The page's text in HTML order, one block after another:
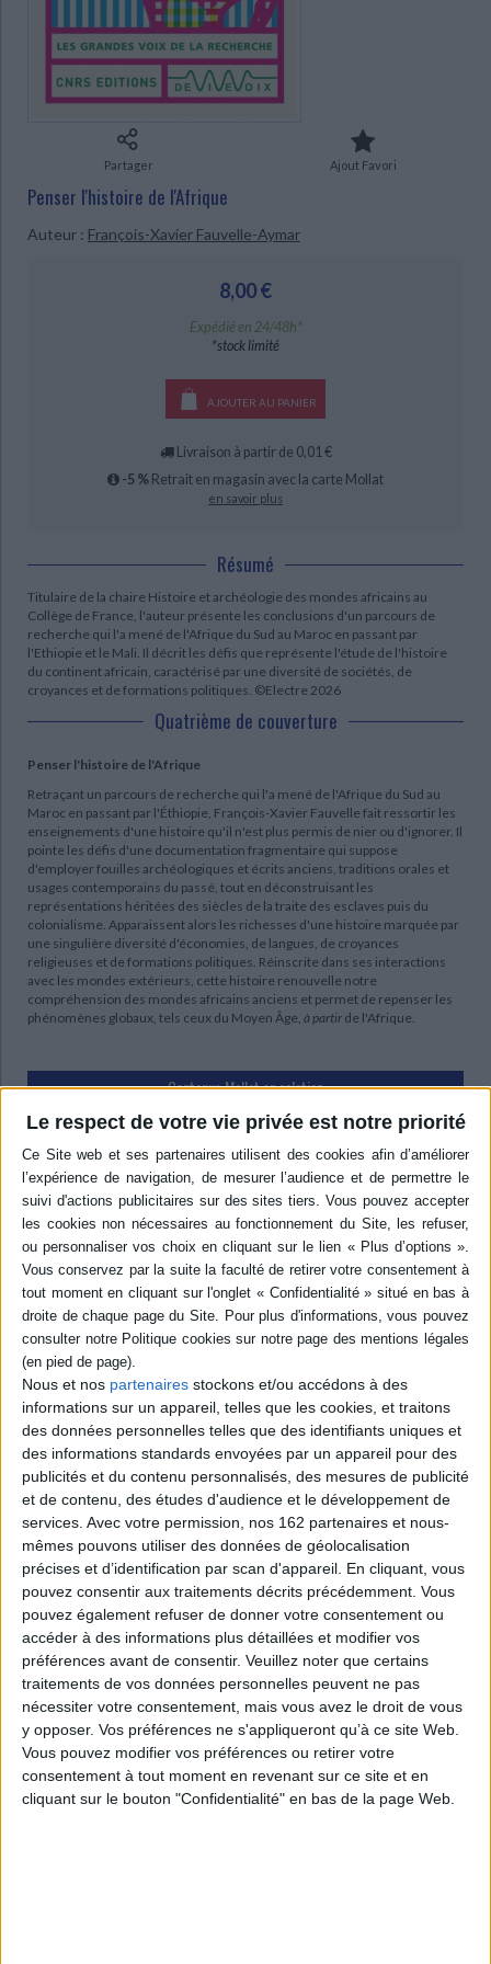
Le respect de votre vie privée est notre priorité
Nous et nos partenaires stockons et/ou accédons à des
informations sur un appareil, telles que les cookies, et traitons
des données personnelles telles que des identifiants uniques et
des informations standards envoyées par un appareil pour des
publicités et du contenu personnalisés, des mesures de publicité
et de contenu, des études d'audience et le développement de
services. Avec votre permission, nos 162 partenaires et nous-
mêmes pouvons utiliser des données de géolocalisation
précises et d’identification par scan d'appareil. En cliquant, vous
pouvez consentir aux traitements décrits précédemment. Vous
pouvez également refuser de donner votre consentement ou
accéder à des informations plus détaillées et modifier vos
préférences avant de consentir. Veuillez noter que certains
traitements de vos données personnelles peuvent ne pas
nécessiter votre consentement, mais vous avez le droit de vous
y opposer. Vos préférences ne s'appliqueront qu’à ce site Web.
Vous pouvez modifier vos préférences ou retirer votre
consentement à tout moment en revenant sur ce site et en
cliquant sur le bouton "Confidentialité" en bas de la page Web.
CHARGEMENT...
Bibliothèque de la Pléiade
Classiques scolaires
Littérature de voyage
Littérature en version originale Humour
Ecologie - Environnement
Histoire de France
Histoire - Généralités
Histoire ancienne Géographie
Culture scientifique
Danse
Partager Ajout Favori
Penser l'histoire de l'Afrique
Auteur : François-Xavier Fauvelle-Aymar
8,00 €
Expédié en 24/48h*
*stock limité
AJOUTER AU PANIER
Livraison à partir de 0,01 €
-5 % Retrait en magasin avec la carte Mollat
en savoir plus
Résumé
Titulaire de la chaire Histoire et archéologie des mondes africains au
Collège de France, l'auteur présente les conclusions d'un parcours de
recherche qui l'a mené de l'Afrique du Sud au Maroc en passant par
l'Ethiopie et le Mali. Il décrit les défis que représente l'étude de l'histoire
du continent africain, caractérisé par une diversité de sociétés, de
croyances et de formations politiques. ©Electre 2026
Quatrième de couverture
Penser l'histoire de l'Afrique
Retraçant un parcours de recherche qui l'a mené de l'Afrique du Sud au
Maroc en passant par l'Éthiopie, François-Xavier Fauvelle fait ressortir les
enseignements d'une histoire qu'il n'est plus permis de nier ou d'ignorer. Il
pointe les défis d'une documentation fragmentaire qui suppose
d'employer fouilles archéologiques et écrits anciens, traditions orales et
usages contemporains du passé, tout en déconstruisant les
représentations héritées des siècles de la traite des esclaves puis du
colonialisme. Apparaissent alors les richesses d'une histoire marquée par
une singulière diversité d'économies, de langues, de croyances
religieuses et de formations politiques. Réinscrite dans ses interactions
avec les mondes extérieurs, cette histoire renouvelle notre
compréhension des mondes africains anciens et permet de repenser les
phénomènes globaux, tels ceux du Moyen Âge, à partir de l'Afrique.
Contenus Mollat en relation
Vidéos
Sciences humaines - Histoire Histoire des pays
Histoire de l'Afrique
François-Xavier Fauvelle-Aymar - Penser l'histoire de l'Afrique
François-Xavier Fauvelle-Aymar vous présente son ouvrage "Penser
l'histoire de l'Afrique"
aux éditions CNRS et De vive voix limited. Entretien avec Christophe
Lucet.
EN SAVOIR PLUS
Dossiers